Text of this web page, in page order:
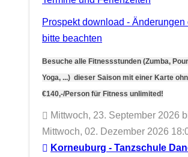
Prospekt download - Änderungen
bitte beachten
Besuche alle Fitnessstunden (Zumba,
Yoga, ...) dieser Saison mit einer Karte
€140,-/Person für Fitness unlimited!
Mittwoch, 23. September 2026
Mittwoch, 02. Dezember 2026
Korneuburg - Tanzschule